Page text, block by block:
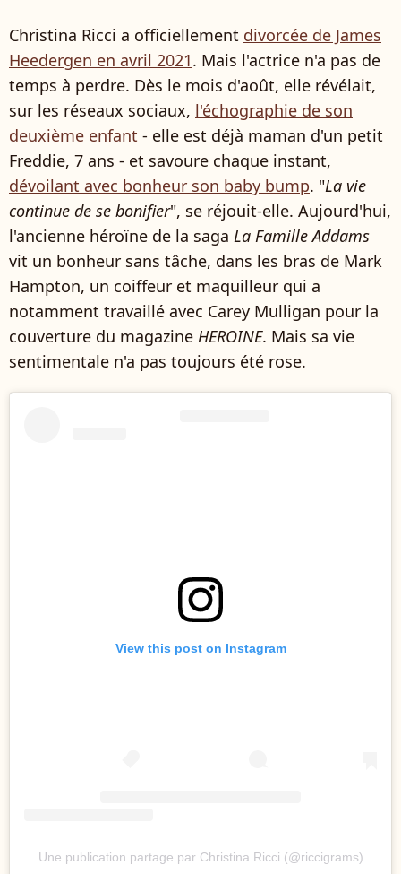
Christina Ricci a officiellement divorcée de James
Heedergen en avril 2021. Mais l'actrice n'a pas de
temps à perdre. Dès le mois d'août, elle révélait,
sur les réseaux sociaux, l'échographie de son
deuxième enfant - elle est déjà maman d'un petit
Freddie, 7 ans - et savoure chaque instant,
dévoilant avec bonheur son baby bump. "La vie
continue de se bonifier", se réjouit-elle. Aujourd'hui,
l'ancienne héroïne de la saga La Famille Addams
vit un bonheur sans tâche, dans les bras de Mark
Hampton, un coiffeur et maquilleur qui a
notamment travaillé avec Carey Mulligan pour la
couverture du magazine HEROINE. Mais sa vie
sentimentale n'a pas toujours été rose.
View this post on Instagram
Une publication partage par Christina Ricci (@riccigrams)